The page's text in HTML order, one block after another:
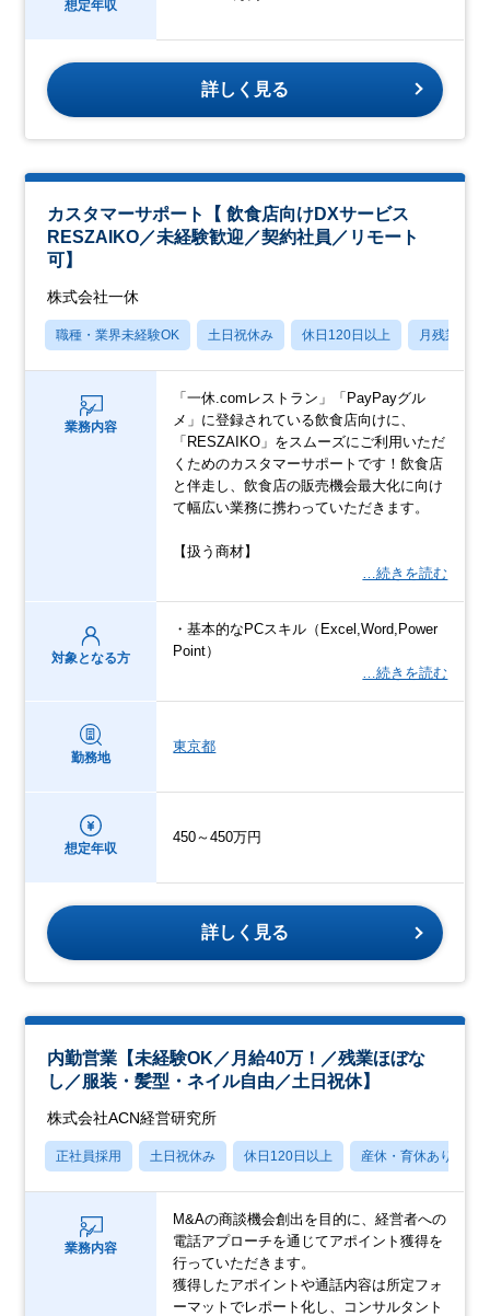
想定年収
詳しく見る
カスタマーサポート【 飲食店向けDXサービス
RESZAIKO／未経験歓迎／契約社員／リモート
可】
株式会社一休
職種・業界未経験OK 土日祝休み 休日120日以上 月残業20
業務内容
「一休.comレストラン」「PayPayグル
メ」に登録されている飲食店向けに、
「RESZAIKO」をスムーズにご利用いただ
くためのカスタマーサポートです！飲食店
と伴走し、飲食店の販売機会最大化に向け
て幅広い業務に携わっていただきます。
【扱う商材】
…続きを読む
対象となる方
・基本的なPCスキル（Excel,Word,Power
Point）
…続きを読む
勤務地
東京都
想定年収
450～450万円
詳しく見る
内勤営業【未経験OK／月給40万！／残業ほぼな
し／服装・髪型・ネイル自由／土日祝休】
株式会社ACN経営研究所
正社員採用 土日祝休み 休日120日以上 産休・育休あり
業務内容
M&Aの商談機会創出を目的に、経営者への
電話アプローチを通じてアポイント獲得を
行っていただきます。
獲得したアポイントや通話内容は所定フォ
ーマットでレポート化し、コンサルタント